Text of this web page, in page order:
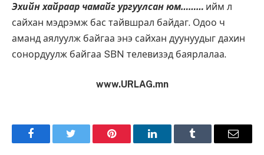
Эхийн хайраар чамайг ургуулсан юм……… ийм л
сайхан мэдрэмж бас тайвшрал байдаг. Одоо ч
аманд аялуулж байгаа энэ сайхан дуунуудыг дахин
сонордуулж байгаа SBN телевизэд баярлалаа.
www.URLAG.mn
FacebookTwitter Pinterest LinkedInTumblr Имэйл